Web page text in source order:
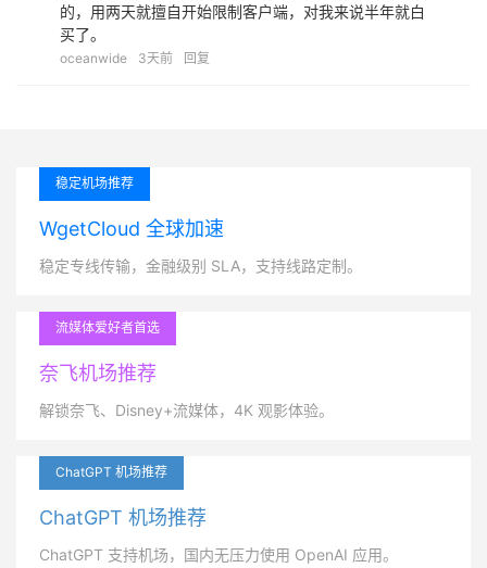
的，用两天就擅自开始限制客户端，对我来说半年就白
买了。
oceanwide 3天前 回复
稳定机场推荐
WgetCloud 全球加速
稳定专线传输，金融级别 SLA，支持线路定制。
流媒体爱好者首选
奈飞机场推荐
解锁奈飞、Disney+流媒体，4K 观影体验。
ChatGPT 机场推荐
ChatGPT 机场推荐
ChatGPT 支持机场，国内无压力使用 OpenAI 应用。